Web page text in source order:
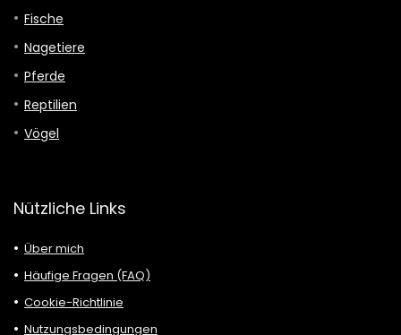
Fische
Nagetiere
Pferde
Reptilien
Vögel
Nützliche Links
Über mich
Häufige Fragen (FAQ)
Cookie-Richtlinie
Nutzungsbedingungen